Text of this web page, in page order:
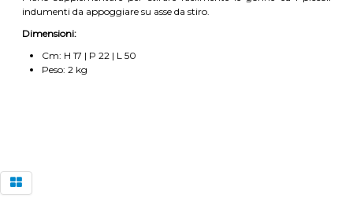
indumenti da appoggiare su asse da stiro.
Dimensioni:
Cm: H 17 | P 22 | L 50
Peso: 2 kg